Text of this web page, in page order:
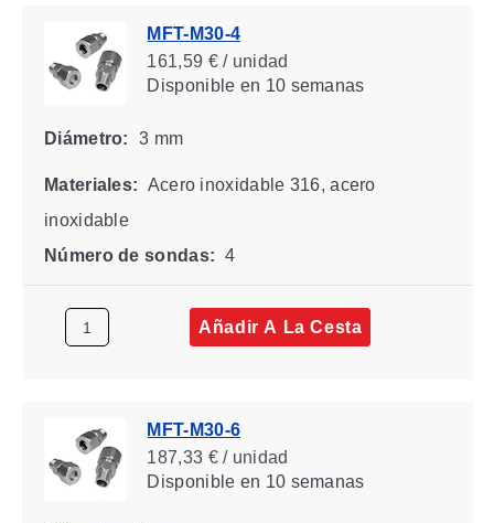
MFT-M30-4
161,59 € / unidad
Disponibleen 10 semanas
Diámetro: 3 mm
Materiales: Acero inoxidable 316, acero
inoxidable
Número de sondas: 4
Añadir A La Cesta
MFT-M30-6
187,33 € / unidad
Disponibleen 10 semanas